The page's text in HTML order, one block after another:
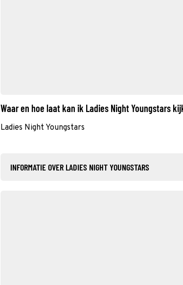
Waar en hoe laat kan ik Ladies Night Youngstars
Ladies Night Youngstars
INFORMATIE OVER LADIES NIGHT YOUNGSTARS